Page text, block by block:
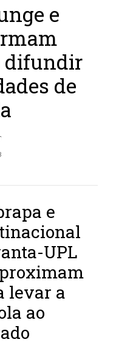
e
difundir
de
e
UPL
levar a
ao